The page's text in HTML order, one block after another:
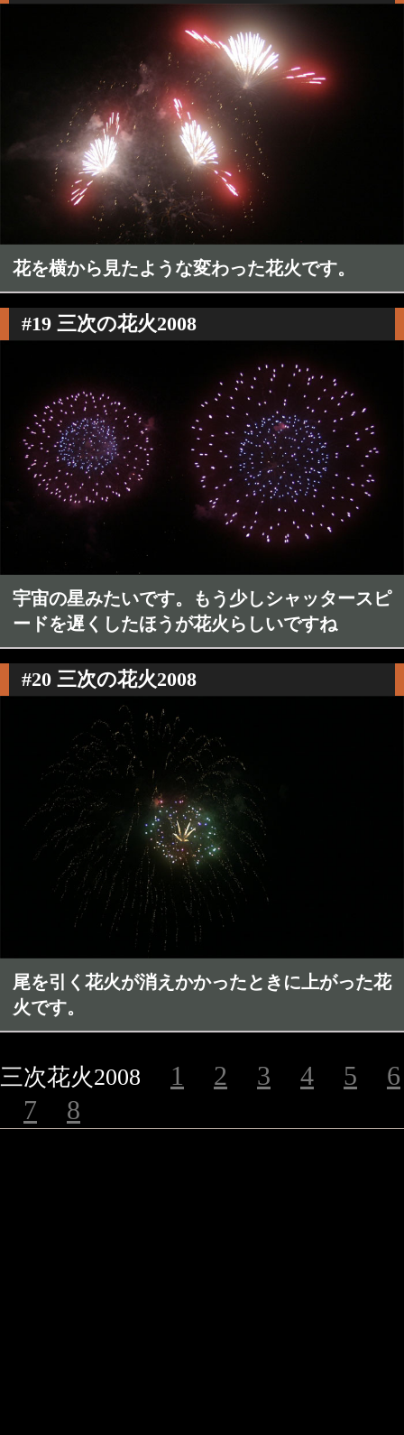
花を横から見たような変わった花火です。
#19 三次の花火2008
宇宙の星みたいです。もう少しシャッタースピ
ードを遅くしたほうが花火らしいですね
#20 三次の花火2008
尾を引く花火が消えかかったときに上がった花
火です。
三次花火2008 1 2 3 4 5
6
7
8